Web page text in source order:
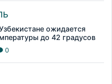
ожидается
до 42 градусов
0